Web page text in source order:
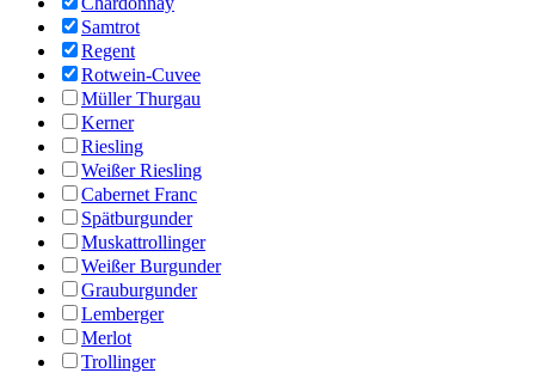
Samtrot
Regent
Rotwein-Cuvee
Müller Thurgau
Kerner
Riesling
Weißer Riesling
Cabernet Franc
Spätburgunder
Muskattrollinger
Weißer Burgunder
Grauburgunder
Lemberger
Merlot
Trollinger